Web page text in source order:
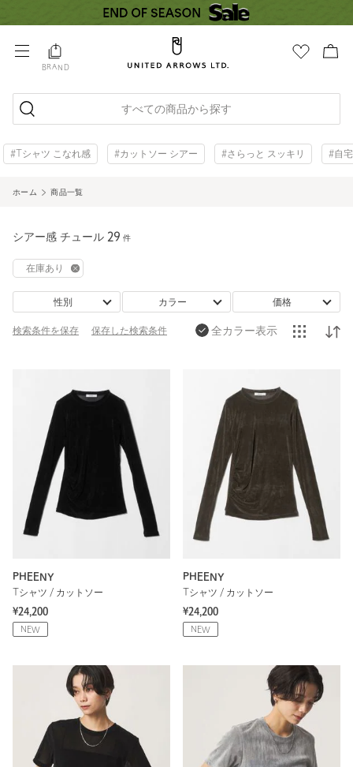
BRAND
すべての商品から探す
#Tシャツ こなれ感 #カットソー シアー #さらっと スッキリ #自
ホーム 商品一覧
シアー感 チュール 29 件
在庫あり
性別 カラー 価格
検索条件を保存 保存した検索条件 全カラー表示
PHEENY
Tシャツ / カットソー
¥24,200
NEW
PHEENY
Tシャツ / カットソー
¥24,200
NEW